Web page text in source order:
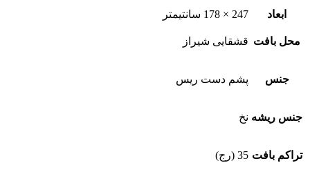
ابعاد 247 × 178 سانتیمتر
محل بافت قشقایی شیراز
جنس پشم دست ریس
جنس ریشه نخ
تراکم بافت 35 (رج)